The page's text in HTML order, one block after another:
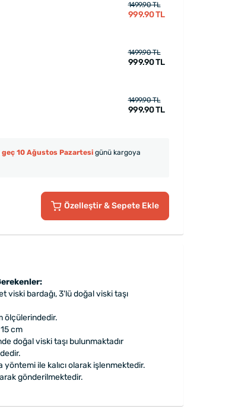
1499.90 TL
999.90 TL
1499.90 TL
999.90 TL
1499.90 TL
999.90 TL
geç 10 Ağustos Pazartesi günü kargoya
Özelleştir& Sepete Ekle
viski bardağı, 3'lü doğal viski taşı
ölçülerindedir.
cm
doğal viski taşı bulunmaktadır
yöntemi ile kalıcı olarak işlenmektedir.
gönderilmektedir.